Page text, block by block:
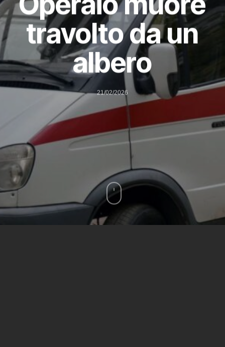
travolto da un
albero
21/02/2026